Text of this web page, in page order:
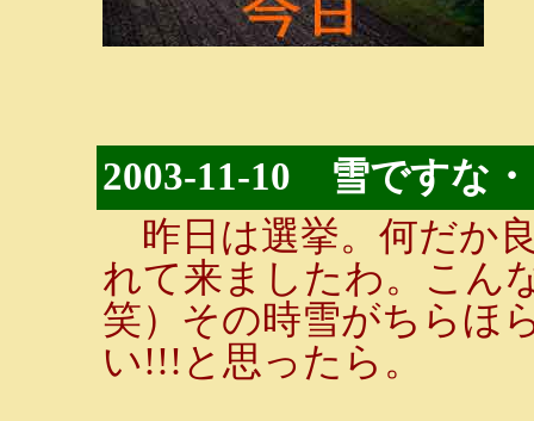
2003-11-10 雪ですな
昨日は選挙。何だか
れて来ましたわ。こん
笑）その時雪がちらほ
い!!!と思ったら。